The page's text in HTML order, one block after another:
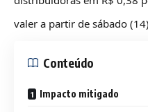
valer a partir de sábado
Conteúdo
Impacto mitigado